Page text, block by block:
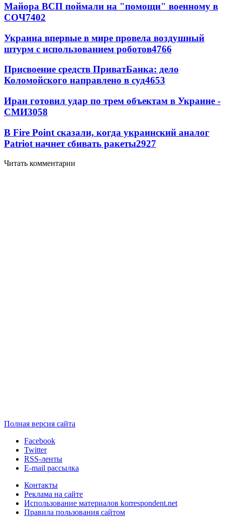
Майора ВСП поймали на "помощи" военному в
СОЧ7402
Украина впервые в мире провела воздушный
штурм с использованием роботов4766
Присвоение средств ПриватБанка: дело
Коломойского направлено в суд4653
Иран готовил удар по трем объектам в Украине -
СМИ3058
В Fire Point сказали, когда украинский аналог
Patriot начнет сбивать ракеты2927
Читать комментарии
Полная версия сайта
Facebook
Twitter
RSS-ленты
E-mail рассылка
Контакты
Реклама на сайте
Использование материалов korrespondent.net
Правила пользования сайтом